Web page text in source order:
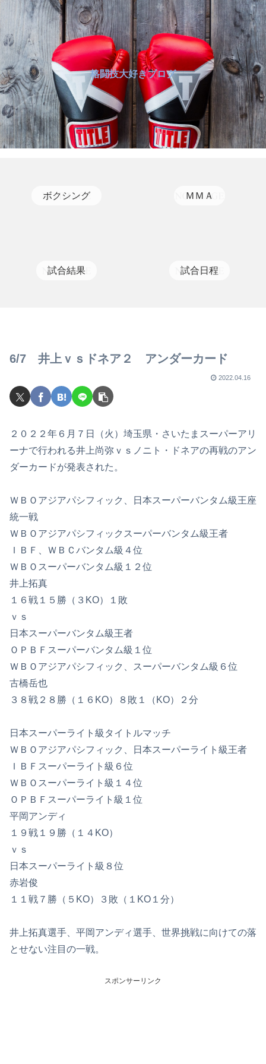
格闘技大好きブログ
ボクシング ＭＭＡ
試合結果 試合日程
6/7 井上ｖｓドネア２ アンダーカード
2022.04.16
２０２２年６月７日（火）埼玉県・さいたまスーパーアリ
ーナで行われる井上尚弥ｖｓノニト・ドネアの再戦のアン
ダーカードが発表された。
ＷＢＯアジアパシフィック、日本スーパーバンタム級王座
統一戦
ＷＢＯアジアパシフィックスーパーバンタム級王者
ＩＢＦ、ＷＢＣバンタム級４位
ＷＢＯスーパーバンタム級１２位
井上拓真
１６戦１５勝（３KO）１敗
ｖｓ
日本スーパーバンタム級王者
ＯＰＢＦスーパーバンタム級１位
ＷＢＯアジアパシフィック、スーパーバンタム級６位
古橋岳也
３８戦２８勝（１６KO）８敗１（KO）２分
日本スーパーライト級タイトルマッチ
ＷＢＯアジアパシフィック、日本スーパーライト級王者
ＩＢＦスーパーライト級６位
ＷＢＯスーパーライト級１４位
ＯＰＢＦスーパーライト級１位
平岡アンディ
１９戦１９勝（１４KO）
ｖｓ
日本スーパーライト級８位
赤岩俊
１１戦７勝（５KO）３敗（１KO１分）
井上拓真選手、平岡アンディ選手、世界挑戦に向けての落
とせない注目の一戦。
スポンサーリンク